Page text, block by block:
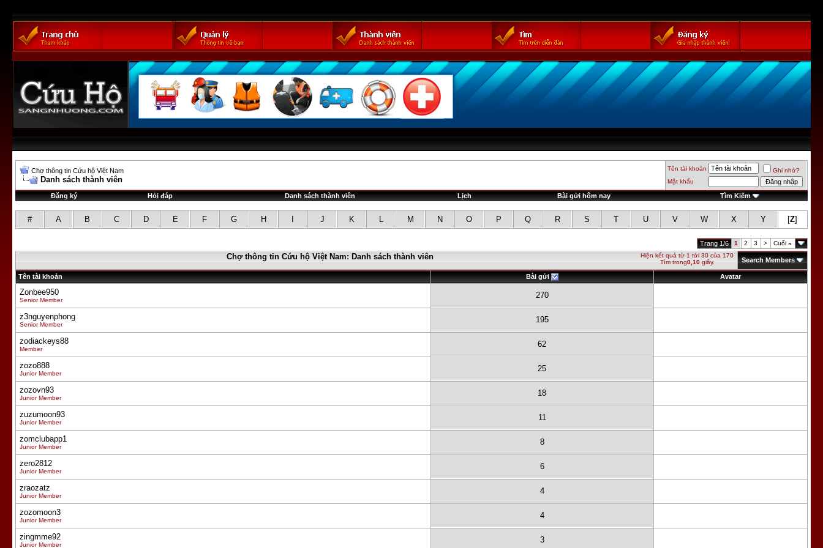
Chợ thông tin Cứu hộ Việt Nam
Danh sách thành viên
Tên tài khoản
Ghi nhớ?
Mật khẩu
Đăng ký Hỏi đáp Danh sách thành viên Lịch Bài gửi hôm nay Tìm Kiếm
# A B C D E F G H J K L M N O P Q R S T U V W X Y [Z]
Trang 1/6 1 2 3 > Cuối »
Hiện kết quả từ 1 tới 30 của 170
Tìm trong0,10giây.
Chợ thông tin Cứu hộ Việt Nam: Danh sách thành viên Search Members
Tên tài khoản Bài gửi Avatar
Zonbee950
Senior Member
270
z3nguyenphong
Senior Member
195
zodiackeys88
Member
62
zozo888
Junior Member
25
zozovn93
Junior Member
18
zuzumoon93
Junior Member
11
zomclubapp1
Junior Member
8
zero2812
Junior Member
6
zraozatz
Junior Member
4
zozomoon3
Junior Member
4
zingmme92
Junior Member
3